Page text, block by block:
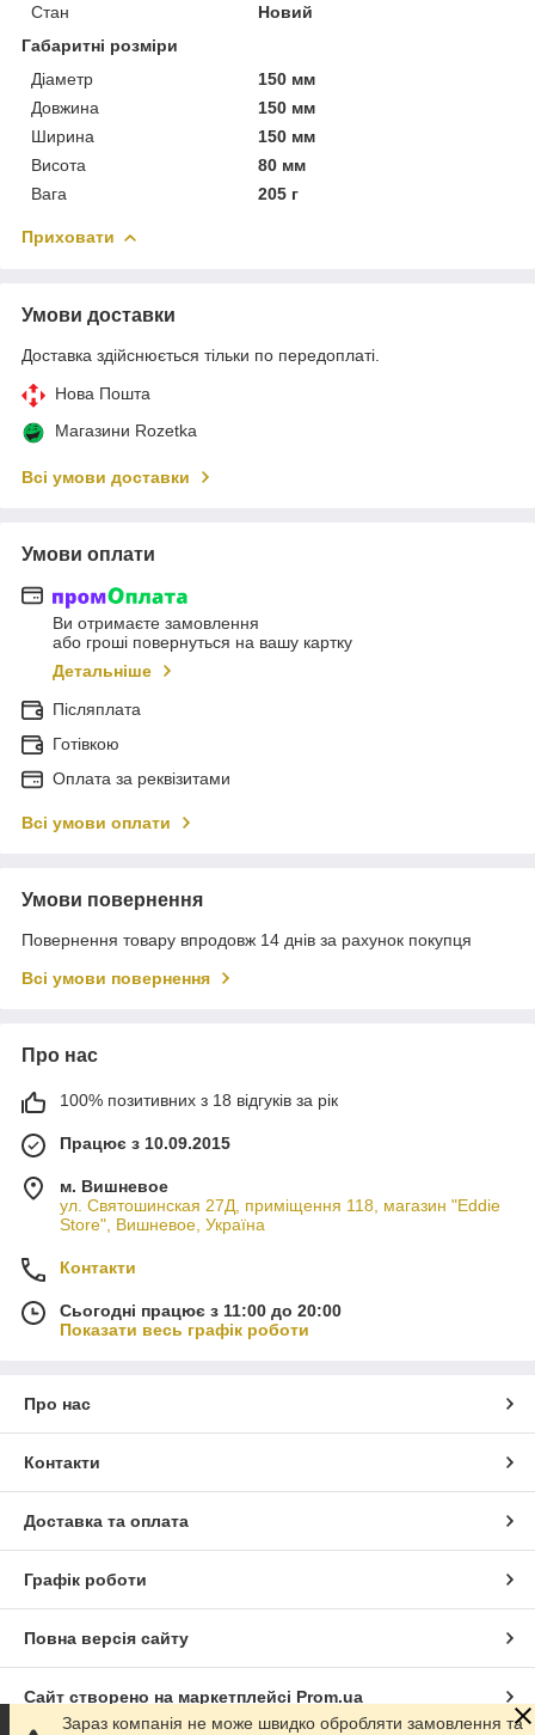
Стан
Новий
Габаритні розміри
Діаметр
150 мм
Довжина
150 мм
Ширина
150 мм
Висота
80 мм
Вага
205 г
Приховати
Умови доставки
Доставка здійснюється тільки по передоплаті.
Нова Пошта
Магазини Rozetka
Всі умови доставки
Умови оплати
Ви отримаєте замовлення
або гроші повернуться на вашу картку
Детальніше
Післяплата
Готівкою
Оплата за реквізитами
Всі умови оплати
Умови повернення
Повернення товару впродовж 14 днів за рахунок покупця
Всі умови повернення
Про нас
100% позитивних з 18 відгуків за рік
Працює з 10.09.2015
м. Вишневое
ул. Святошинская 27Д, приміщення 118, магазин "Eddie
Store", Вишневое, Україна
Контакти
Сьогодні працює з 11:00 до 20:00
Показати весь графік роботи
Про нас
Контакти
Доставка та оплата
Графік роботи
Повна версія сайту
Сайт створено на маркетплейсі Prom.ua
Зараз компанія не може швидко обробляти замовлення та